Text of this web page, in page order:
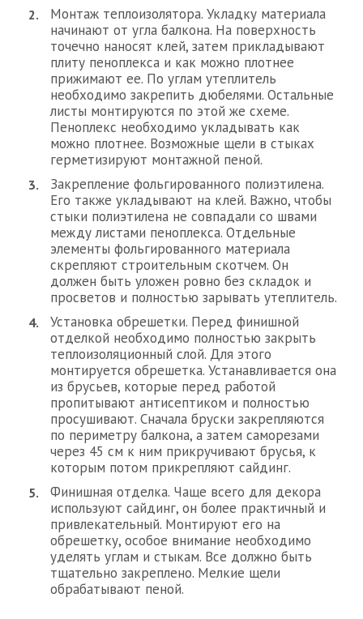
Монтаж теплоизолятора. Укладку материала
начинают от угла балкона. На поверхность
точечно наносят клей, затем прикладывают
плиту пеноплекса и как можно плотнее
прижимают ее. По углам утеплитель
необходимо закрепить дюбелями. Остальные
листы монтируются по этой же схеме.
Пеноплекс необходимо укладывать как
можно плотнее. Возможные щели в стыках
герметизируют монтажной пеной.
Закрепление фольгированного полиэтилена.
Его также укладывают на клей. Важно, чтобы
стыки полиэтилена не совпадали со швами
между листами пеноплекса. Отдельные
элементы фольгированного материала
скрепляют строительным скотчем. Он
должен быть уложен ровно без складок и
просветов и полностью зарывать утеплитель.
Установка обрешетки. Перед финишной
отделкой необходимо полностью закрыть
теплоизоляционный слой. Для этого
монтируется обрешетка. Устанавливается она
из брусьев, которые перед работой
пропитывают антисептиком и полностью
просушивают. Сначала бруски закрепляются
по периметру балкона, а затем саморезами
через 45 см к ним прикручивают брусья, к
которым потом прикрепляют сайдинг.
Финишная отделка. Чаще всего для декора
используют сайдинг, он более практичный и
привлекательный. Монтируют его на
обрешетку, особое внимание необходимо
уделять углам и стыкам. Все должно быть
тщательно закреплено. Мелкие щели
обрабатывают пеной.